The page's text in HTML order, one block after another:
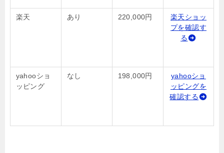
楽天 あり 220,000円
楽天ショッ
プを確認す
る
yahooショ
ッピング
なし 198,000円
yahooショ
ッピングを
確認する